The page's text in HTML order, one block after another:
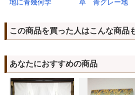
地に青幾何学
草 青グレー地
この商品を買った人はこんな商品
あなたにおすすめの商品